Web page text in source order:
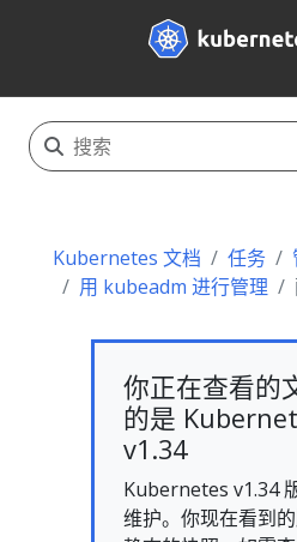
Kubernetes 文档 任务
用 kubeadm 进行管理
你正在查看的
的是
v1.34
Kubernetes v1.34
维护。你现在看到